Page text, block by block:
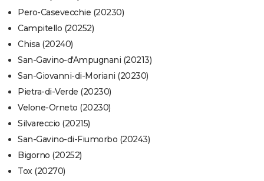
Pero-Casevecchie (20230)
Campitello (20252)
Chisa (20240)
San-Gavino-d'Ampugnani (20213)
San-Giovanni-di-Moriani (20230)
Pietra-di-Verde (20230)
Velone-Orneto (20230)
Silvareccio (20215)
San-Gavino-di-Fiumorbo (20243)
Bigorno (20252)
Tox (20270)